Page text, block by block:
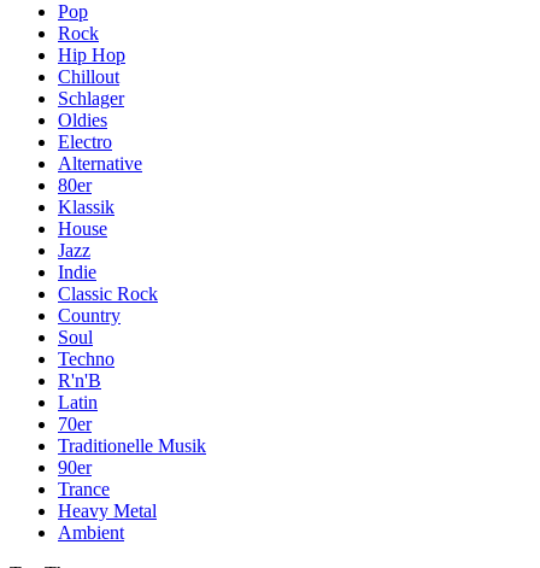
Pop
Rock
Hip Hop
Chillout
Schlager
Oldies
Electro
Alternative
80er
Klassik
House
Jazz
Indie
Classic Rock
Country
Soul
Techno
R'n'B
Latin
70er
Traditionelle Musik
90er
Trance
Heavy Metal
Ambient